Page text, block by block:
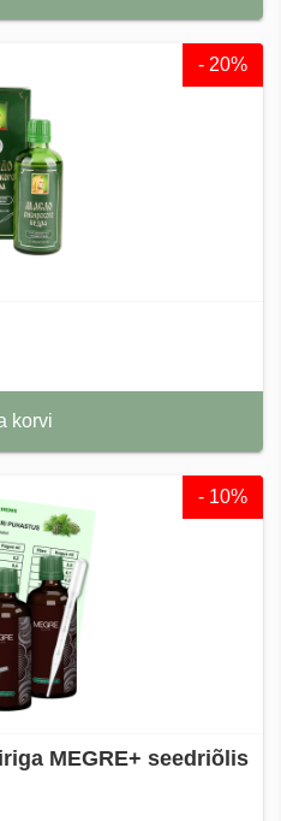
- 20%
korvi
MEGRE+ seedriõlis
- 10%